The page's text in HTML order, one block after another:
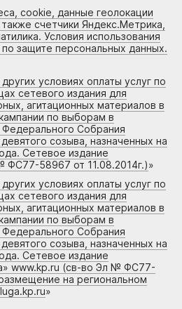
cookie, данные геолокации
счетчики Яндекс.Метрика,
Условия использования
защите персональных данных.
условиях оплаты услуг по
сетевого издания для
агитационных материалов в
по выборам в
Собрания
созыва, назначенных на
Сетевое издание
ФС77-58967 от 11.08.2014г.)»
условиях оплаты услуг по
сетевого издания для
агитационных материалов в
по выборам в
Собрания
созыва, назначенных на
Сетевое издание
www.kp.ru (св-во Эл № ФС77-
на региональном
»